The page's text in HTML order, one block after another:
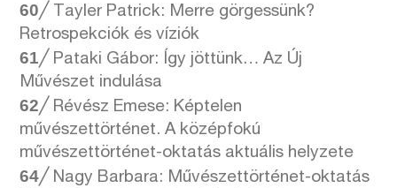
60╱ Tayler Patrick: Merre görgessünk?
Retrospekciók és víziók
61╱ Pataki Gábor: Így jöttünk… Az Új
Művészet indulása
62╱ Révész Emese: Képtelen
művészettörténet. A középfokú
művészettörténet-oktatás aktuális helyzete
64╱ Nagy Barbara: Művészettörténet-oktatás